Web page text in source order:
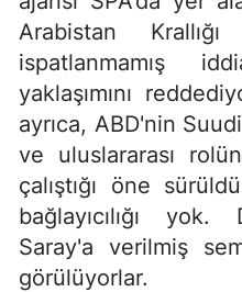
Arabistan
ispatlanmamış
yaklaşımını
ayrıca, ABD'nin
ve uluslararası
çalıştığı öne
bağlayıcılığı
Saray'a verilmiş
görülüyorlar.